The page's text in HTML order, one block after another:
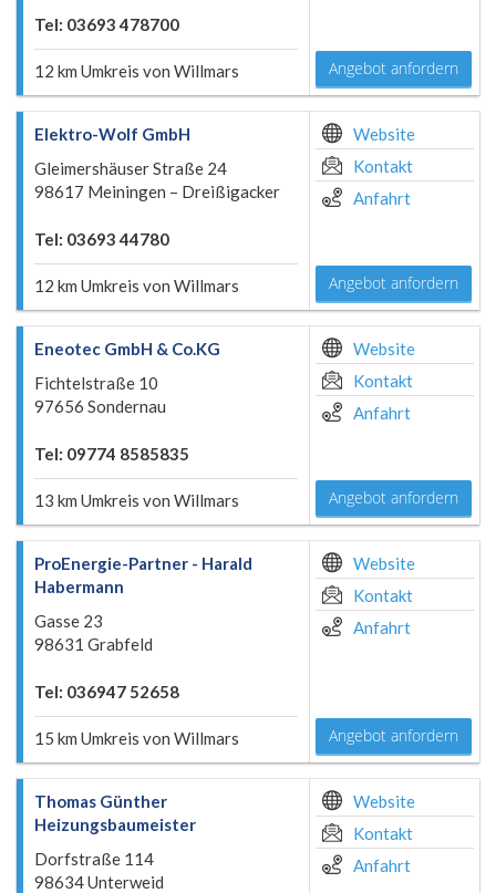
Tel: 03693 478700
12 km Umkreis von Willmars Angebot anfordern
Elektro-Wolf GmbH
Gleimershäuser Straße 24
98617 Meiningen – Dreißigacker
Tel: 03693 44780
12 km Umkreis von Willmars
Website
Kontakt
Anfahrt
Angebot anfordern
Eneotec GmbH & Co.KG
Fichtelstraße 10
97656 Sondernau
Tel: 09774 8585835
13 km Umkreis von Willmars
Website
Kontakt
Anfahrt
Angebot anfordern
ProEnergie-Partner - Harald
Habermann
Gasse 23
98631 Grabfeld
Tel: 036947 52658
15 km Umkreis von Willmars
Website
Kontakt
Anfahrt
Angebot anfordern
Thomas Günther
Heizungsbaumeister
Dorfstraße 114
98634 Unterweid
Website
Kontakt
Anfahrt